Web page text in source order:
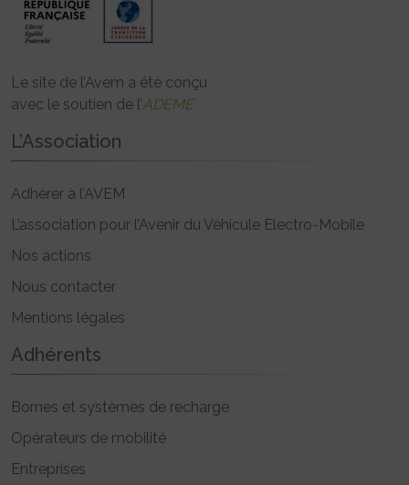
Le site de l’Avem a été conçu
avec le soutien de l’ADEME
L’Association
Adhérer à l’AVEM
L’association pour l’Avenir du Véhicule Electro-Mobile
Nos actions
Nous contacter
Mentions légales
Adhérents
Bornes et systèmes de recharge
Opérateurs de mobilité
Entreprises